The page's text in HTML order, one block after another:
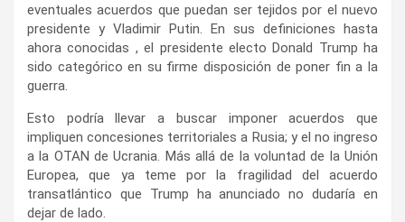
eventuales acuerdos que puedan ser tejidos por el nuevo
presidente y Vladimir Putin. En sus definiciones hasta
ahora conocidas , el presidente electo Donald Trump ha
sido categórico en su firme disposición de poner fin a la
guerra.
Esto podría llevar a buscar imponer acuerdos que
impliquen concesiones territoriales a Rusia; y el no ingreso
a la OTAN de Ucrania. Más allá de la voluntad de la Unión
Europea, que ya teme por la fragilidad del acuerdo
transatlántico que Trump ha anunciado no dudaría en
dejar de lado.